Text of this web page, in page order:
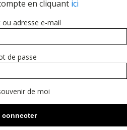
en cliquant ici
adresse e-mail
de passe
de moi